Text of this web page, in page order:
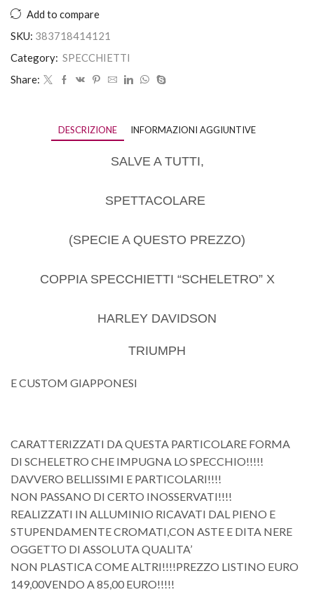
Add to compare
SKU: 383718414121
Category: SPECCHIETTI
Share:
DESCRIZIONE INFORMAZIONI AGGIUNTIVE
SALVE A TUTTI,
SPETTACOLARE
(SPECIE A QUESTO PREZZO)
COPPIA SPECCHIETTI “SCHELETRO” X
HARLEY DAVIDSON
TRIUMPH
E CUSTOM GIAPPONESI
CARATTERIZZATI DA QUESTA PARTICOLARE FORMA
DI SCHELETRO CHE IMPUGNA LO SPECCHIO!!!!!
DAVVERO BELLISSIMI E PARTICOLARI!!!!
NON PASSANO DI CERTO INOSSERVATI!!!!
REALIZZATI IN ALLUMINIO RICAVATI DAL PIENO E
STUPENDAMENTE CROMATI,CON ASTE E DITA NERE
OGGETTO DI ASSOLUTA QUALITA’
NON PLASTICA COME ALTRI!!!!PREZZO LISTINO EURO
149,00VENDO A 85,00 EURO!!!!!